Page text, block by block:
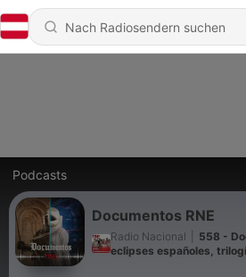
Podcasts
Documentos RNE
Radio Nacional
558 -
eclipses españoles,